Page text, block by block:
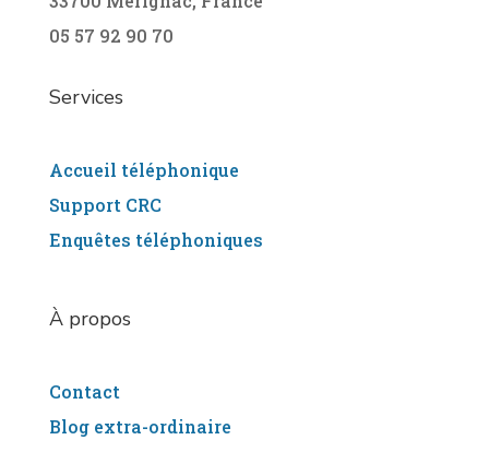
05 57 92 90 70
Services
Accueil téléphonique
Support CRC
Enquêtes téléphoniques
Àpropos
Contact
Blog extra-ordinaire